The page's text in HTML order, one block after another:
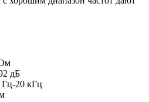
дБ
Гц-20 кГц